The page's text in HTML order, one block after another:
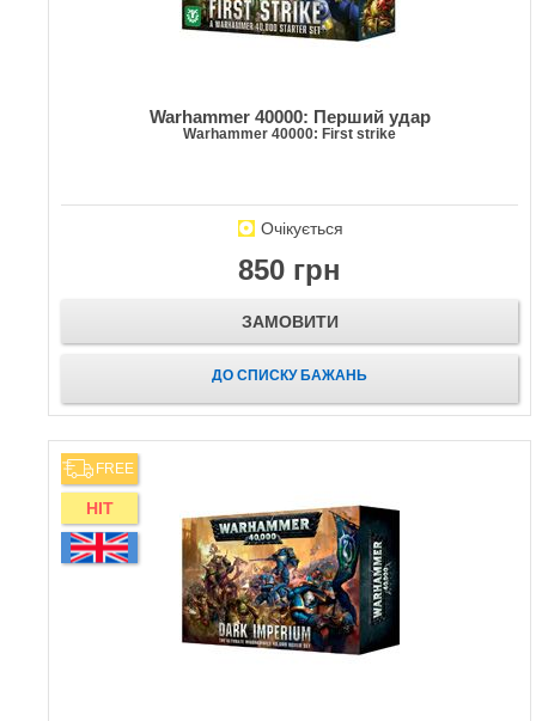
Warhammer 40000: Перший удар
Warhammer 40000: First strike
Очікується
850 грн
ЗАМОВИТИ
ДО СПИСКУ БАЖАНЬ
FREE
HIT